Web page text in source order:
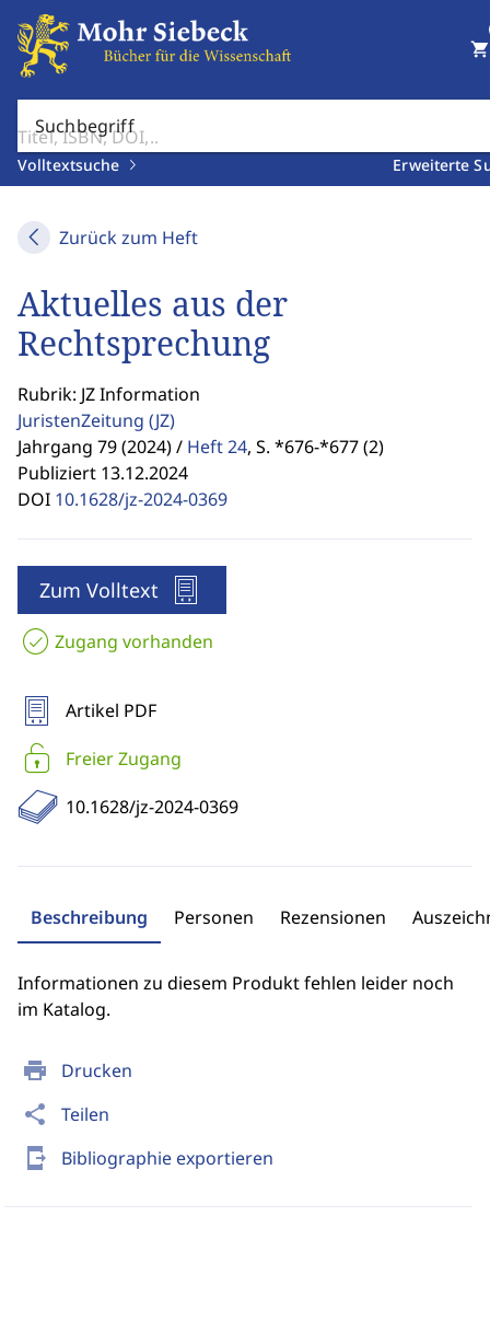
Suchbegriff
Volltextsuche Erweiterte
shopping_cart
Zurück zum Heft
print Drucken
share Teilen
send_to_mobile Bibliographie exportieren
Aktuelles aus der
Rechtsprechung
Rubrik: JZ Information
JuristenZeitung (JZ)
Jahrgang 79 (2024) / Heft 24, S. *676-*677 (2)
Publiziert 13.12.2024
DOI 10.1628/jz-2024-0369
Zum Volltext
Zugang vorhanden
Artikel PDF
Freier Zugang
10.1628/jz-2024-0369
Beschreibung Personen Rezensionen
Informationen zu diesem Produkt fehlen leider noch
im Katalog.